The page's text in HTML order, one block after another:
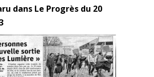
dans Le Progrès du 20